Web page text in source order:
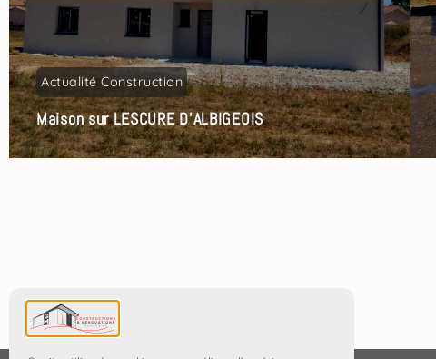
Actualité Construction
Maison sur LESCURE D’ALBIGEOIS